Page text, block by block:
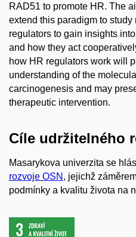
RAD51 to promote HR. The
extend this paradigm to
regulators to gain insights
and how they act
how HR regulators work will
understanding of the
carcinogenesis and may
therapeutic intervention.
Cíle udržitelného
Masarykova univerzita se
rozvoje OSN , jejichž
podmínky a kvalitu života na